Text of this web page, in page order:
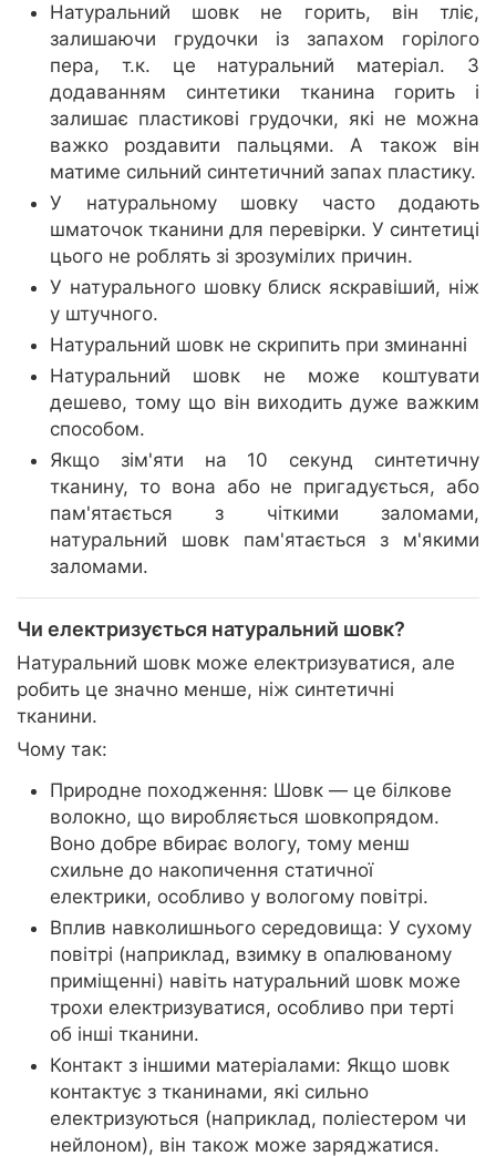
Натуральний шовк не горить, він тліє,
залишаючи грудочки із запахом горілого
пера, т.к. це натуральний матеріал. З
додаванням синтетики тканина горить і
залишає пластикові грудочки, які не можна
важко роздавити пальцями. А також він
матиме сильний синтетичний запах пластику.
У натуральному шовку часто додають
шматочок тканини для перевірки. У синтетиці
цього не роблять зі зрозумілих причин.
У натурального шовку блиск яскравіший, ніж
у штучного.
Натуральний шовк не скрипить при зминанні
Натуральний шовк не може коштувати
дешево, тому що він виходить дуже важким
способом.
Якщо зім'яти на 10 секунд синтетичну
тканину, то вона або не пригадується, або
пам'ятається з чіткими заломами,
натуральний шовк пам'ятається з м'якими
заломами.
Чи електризується натуральний шовк?
Натуральний шовк може електризуватися, але
робить це значно менше, ніж синтетичні
тканини.
Чому так:
Природне походження: Шовк — це білкове
волокно, що виробляється шовкопрядом.
Воно добре вбирає вологу, тому менш
схильне до накопичення статичної
електрики, особливо у вологому повітрі.
Вплив навколишнього середовища: У сухому
повітрі (наприклад, взимку в опалюваному
приміщенні) навіть натуральний шовк може
трохи електризуватися, особливо при терті
об інші тканини.
Контакт з іншими матеріалами: Якщо шовк
контактує з тканинами, які сильно
електризуються (наприклад, поліестером чи
нейлоном), він також може заряджатися.